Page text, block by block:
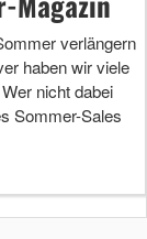
verlängern
haben wir viele
nicht dabei
Sommer-Sales